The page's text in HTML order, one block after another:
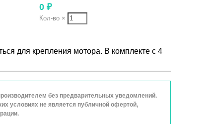
0 ₽
Кол-во ×
для крепления мотора. В комплекте с 4
без предварительных уведомлений.
условиях не является публичной офертой,